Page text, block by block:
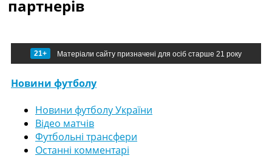
партнерів
21+ Матеріали сайту призначені для осіб старше 21 року
Новини футболу
Новини футболу України
Відео матчів
Футбольні трансфери
Останні комментарі